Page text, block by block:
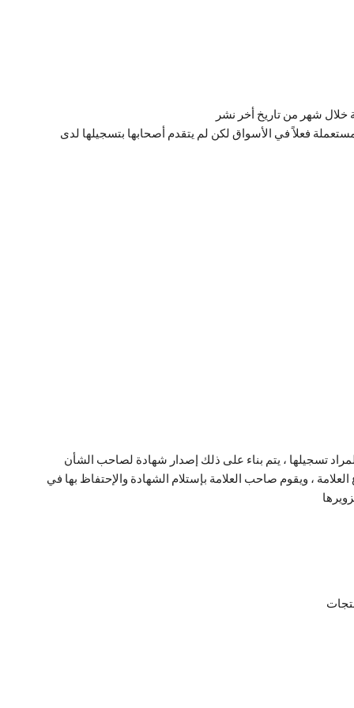
خلال شهر من تاريخ أخر نشر
فعلاً في الأسواق لكن لم يتقدم أصحابها بتسجيلها لدى
تسجيلها ، يتم بناء على ذلك إصدار شهادة لصاحب الشأن
، ويقوم صاحب العلامة بإستلام الشهادة والإحتفاظ بها في